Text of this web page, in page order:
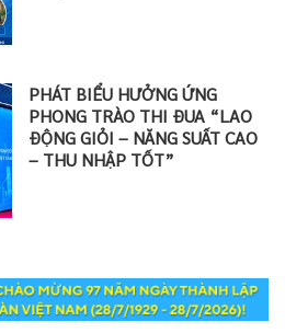
PHÁT BIỂU HƯỞNG ỨNG
PHONG TRÀO THI ĐUA “LAO
ĐỘNG GIỎI – NĂNG SUẤT CAO
– THU NHẬP TỐT”